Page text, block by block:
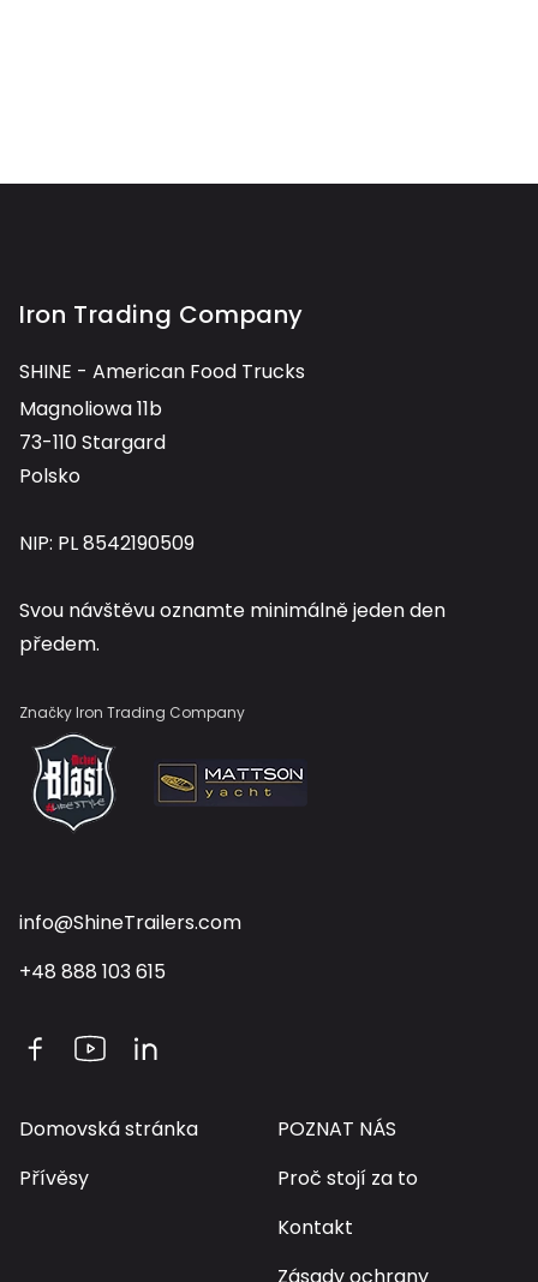
Iron Trading Company
SHINE - American Food Trucks
Magnoliowa 11b
73-110 Stargard
Polsko
NIP: PL 8542190509
Svou návštěvu oznamte minimálně jeden den
předem.
Značky Iron Trading Company
info@ShineTrailers.com
+48 888 103 615
Domovská stránka
Domovská stránka
Přívěsy
POZNAT NÁS
POZNAT NÁS
Proč stojí za to
Kontakt
Kontakt